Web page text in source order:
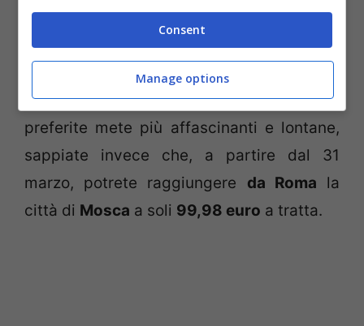
invece raggiungereTorino, la compagnia
vi promette di percorrere la tratta in un’ora
e 10 minuti, con tariffe che partono da
34,30 euro. Se l’Italia vi sta stretta e
preferite mete più affascinanti e lontane,
sappiate invece che, a partire dal 31
marzo, potrete raggiungere da Roma la
città di Mosca a soli 99,98 euro a tratta.
Consent
Manage options